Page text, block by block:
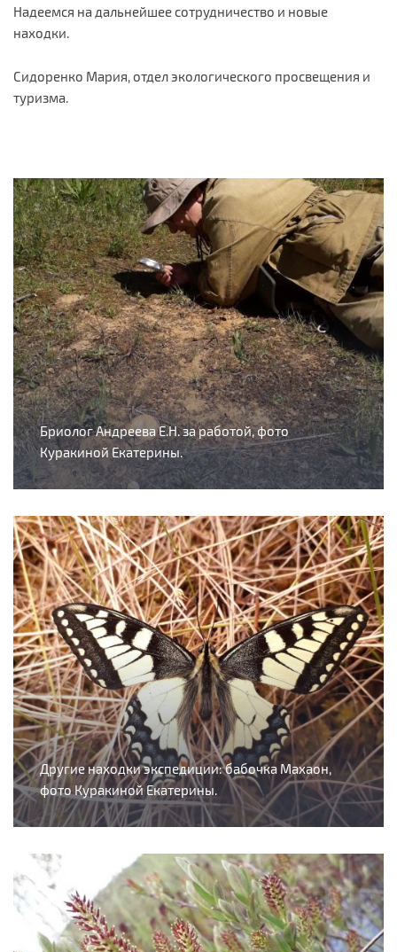
Надеемся на дальнейшее сотрудничество и новые
находки.
Сидоренко Мария, отдел экологического просвещения и
туризма.
Бриолог Андреева Е.Н. за работой, фото
Куракиной Екатерины.
Другие находки экспедиции: бабочка Махаон,
фото Куракиной Екатерины.